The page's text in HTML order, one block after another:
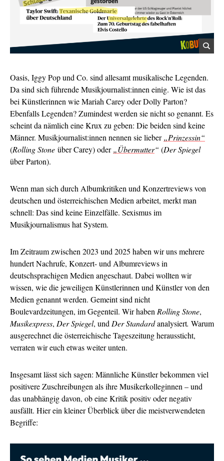
Oasis, Iggy Pop und Co. sind allesamt musikalische Legenden.
Da sind sich führende Musikjournalist:innen einig. Wie ist das
bei Künstlerinnen wie Mariah Carey oder Dolly Parton?
Ebenfalls Legenden? Zumindest werden sie nicht so genannt. Es
scheint da nämlich eine Krux zu geben: Die beiden sind keine
Männer. Musikjournalist:innen nennen sie lieber„Prinzessin“
(Rolling Stone über Carey) oder„Übermutter“ (Der Spiegel
über Parton).
Wenn man sich durch Albumkritiken und Konzertreviews von
deutschen und österreichischen Medien arbeitet, merkt man
schnell: Das sind keine Einzelfälle. Sexismus im
Musikjournalismus hat System.
Im Zeitraum zwischen 2023 und 2025 haben wir uns mehrere
hundert Nachrufe, Konzert- und Albumreviews in
deutschsprachigen Medien angeschaut. Dabei wollten wir
wissen, wie die jeweiligen Künstlerinnen und Künstler von den
Medien genannt werden. Gemeint sind nicht
Boulevardzeitungen, im Gegenteil. Wir haben Rolling Stone,
Musikexpress, Der Spiegel, und Der Standardanalysiert. Warum
ausgerechnet die österreichische Tageszeitung heraussticht,
verraten wir euch etwas weiter unten.
Insgesamt lässt sich sagen: Männliche Künstler bekommen viel
positivere Zuschreibungen als ihre Musikerkolleginnen – und
das unabhängig davon, ob eine Kritik positiv oder negativ
ausfällt. Hier ein kleiner Überblick über die meistverwendeten
Begriffe: